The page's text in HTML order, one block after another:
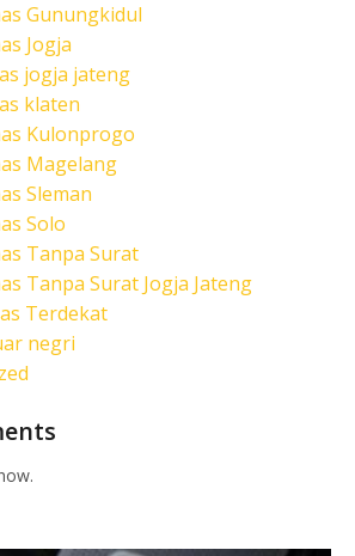
Gunungkidul
Jogja
jogja jateng
klaten
Kulonprogo
Magelang
Sleman
Solo
Tanpa Surat
Tanpa Surat Jogja Jateng
Terdekat
negri